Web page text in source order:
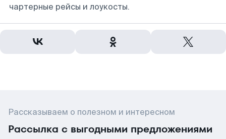
чартерные рейсы и лоукосты.
Рассказываем о полезном и интересном
Рассылка с выгодными предложениями